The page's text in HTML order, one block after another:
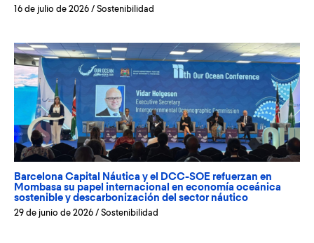
16 de julio de 2026 / Sostenibilidad
Barcelona Capital Náutica y el DCC-SOE refuerzan en
Mombasa su papel internacional en economía oceánica
sostenible y descarbonización del sector náutico
29 de junio de 2026 / Sostenibilidad